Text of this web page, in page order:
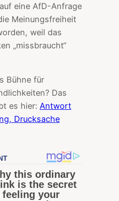
eine AfD-Anfrage
Meinungsfreiheit
weil das
„missbraucht“
Bühne für
Das
es hier: Antwort
Drucksache